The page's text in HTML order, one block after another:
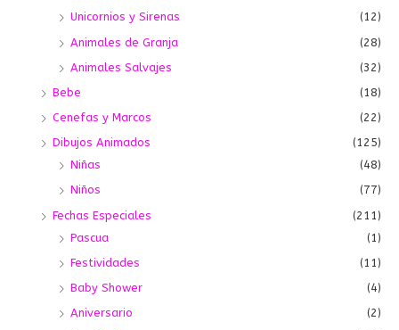
Unicornios y Sirenas
(12)
Animales de Granja
(28)
Animales Salvajes
(32)
Bebe
(18)
Cenefas y Marcos
(22)
Dibujos Animados
(125)
Niñas
(48)
Niños
(77)
Fechas Especiales
(211)
Pascua
(1)
Festividades
(11)
Baby Shower
(4)
Aniversario
(2)